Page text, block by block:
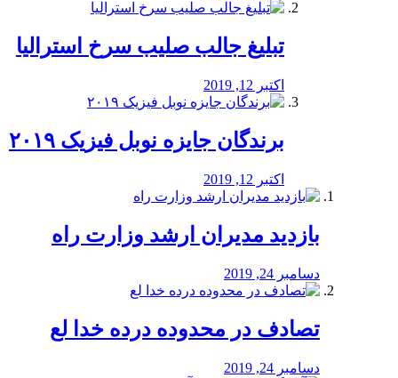
تبلیغ جالب صلیب سرخ استرالیا
اکتبر 12, 2019
برندگان جایزه نوبل فیزیک ۲۰۱۹
اکتبر 12, 2019
بازدید مدیران ارشد وزارت راه
دسامبر 24, 2019
تصادف در محدوده درده خدا لع
دسامبر 24, 2019